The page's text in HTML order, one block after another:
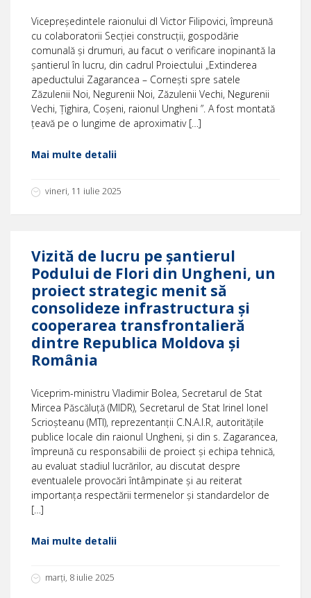
Vicepreședintele raionului dl Victor Filipovici, împreună
cu colaboratorii Secţiei construcții, gospodărie
comunală și drumuri, au facut o verificare inopinantă la
șantierul în lucru, din cadrul Proiectului „Extinderea
apeductului Zagarancea – Cornești spre satele
Zăzulenii Noi, Negurenii Noi, Zăzulenii Vechi, Negurenii
Vechi, Țighira, Coșeni, raionul Ungheni ”. A fost montată
țeavă pe o lungime de aproximativ […]
Mai multe detalii
vineri, 11 iulie 2025
Vizită de lucru pe șantierul
Podului de Flori din Ungheni, un
proiect strategic menit să
consolideze infrastructura și
cooperarea transfrontalieră
dintre Republica Moldova și
România
Viceprim-ministru Vladimir Bolea, Secretarul de Stat
Mircea Păscăluță (MIDR), Secretarul de Stat Irinel Ionel
Scrioșteanu (MTI), reprezentanții C.N.A.I.R, autoritățile
publice locale din raionul Ungheni, și din s. Zagarancea,
împreună cu responsabilii de proiect și echipa tehnică,
au evaluat stadiul lucrărilor, au discutat despre
eventualele provocări întâmpinate și au reiterat
importanța respectării termenelor și standardelor de
[…]
Mai multe detalii
marți, 8 iulie 2025